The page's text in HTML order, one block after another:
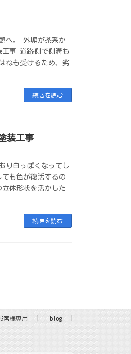
へ。 外塀が茶系か
事 道路側で側溝も
ねも受けるため、劣
続きを読む
装工事
り白っぽくなってし
も色が復活するの
体形状を活かした
続きを読む
客様専用 blog